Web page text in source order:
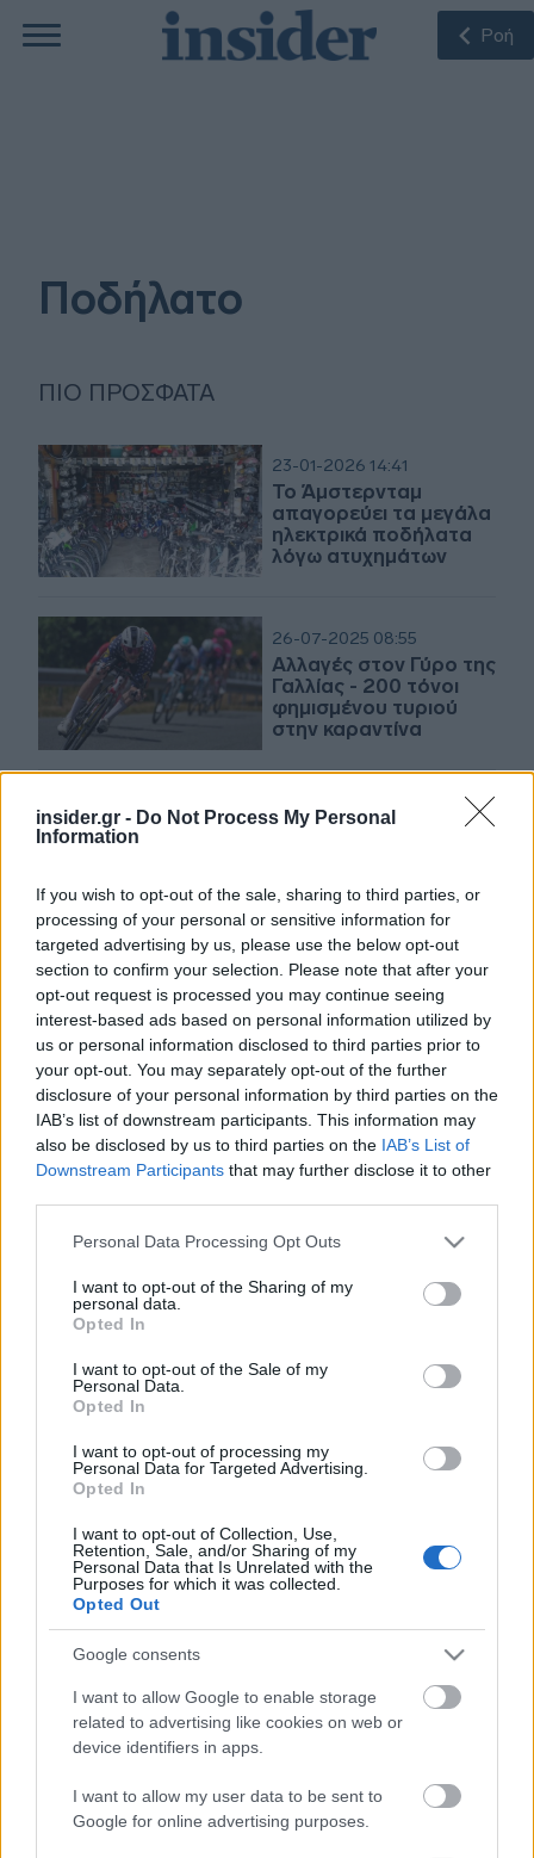
insider.gr - Do Not Process My Personal
Information
If you wish to opt-out of the sale, sharing to third parties, or
processing of your personal or sensitive information for
targeted advertising by us, please use the below opt-out
section to confirm your selection. Please note that after your
opt-out request is processed you may continue seeing
interest-based ads based on personal information utilized by
us or personal information disclosed to third parties prior to
your opt-out. You may separately opt-out of the further
disclosure of your personal information by third parties on the
IAB’s list of downstream participants. This information may
also be disclosed by us to third parties on the IAB’s List of
Downstream Participants that may further disclose it to other
Please note that this website/app uses one or more Google
not limited to your visit or usage behaviour. You may click to
grant or deny consent to Google and its third-party tags to
use your data for below specified purposes in below Google
consent section.
Personal Data Processing Opt Outs
I want to opt-out of the Sharing of my
personal data.
Opted In
I want to opt-out of the Sale of my
Personal Data.
Opted In
I want to opt-out of processing my
Personal Data for Targeted Advertising.
Opted In
I want to opt-out of Collection, Use,
Retention, Sale, and/or Sharing of my
Personal Data that Is Unrelated with the
Purposes for which it was collected.
Opted Out
Google consents
I want to allow Google to enable storage
related to advertising like cookies on web or
device identifiers in apps.
I want to allow my user data to be sent to
Google for online advertising purposes.
Ροή
Ποδήλατο
ΠΙΟ ΠΡΌΣΦΑΤΑ
23-01-2026 14:41
Το Άμστερνταμ
απαγορεύει τα μεγάλα
ηλεκτρικά ποδήλατα
λόγω ατυχημάτων
26-07-2025 08:55
Αλλαγές στον Γύρο της
Γαλλίας - 200 τόνοι
φημισμένου τυριού
στην καραντίνα
11-05-2025 15:19
προϋπόθεση για
βιώσιμες πόλεις, με
υγιείς πολίτες
09-05-2025 14:21
Η βελτίωση της
ασφάλειας σε
περπάτημα και
ποδηλασία,
απαραίτητη για
καλύτερη υγεία
05-02-2025 11:11
Σχέδιο Δράσης για το
ποδήλατο
για την προώθηση του
Λιγότερα νέα
ποδήλατα στην
Ευρώπη το 2023
Συγκοινωνίες Αττικής:
Πώς η τεχνολογία και ο
κινητικότητα